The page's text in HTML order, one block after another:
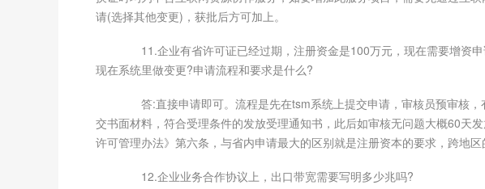
请(选择其他变更)，获批后方可加上。
11.企业有省许可证已经过期，注册资金是100万元，现在需要增资申
现在系统里做变更?申请流程和要求是什么?
答:直接申请即可。流程是先在tsm系统上提交申请，审核员预审核，
交书面材料，符合受理条件的发放受理通知书，此后如审核无问题大概60天
许可管理办法》第六条，与省内申请最大的区别就是注册资本的要求，跨地区
12.企业业务合作协议上，出口带宽需要写明多少兆吗?